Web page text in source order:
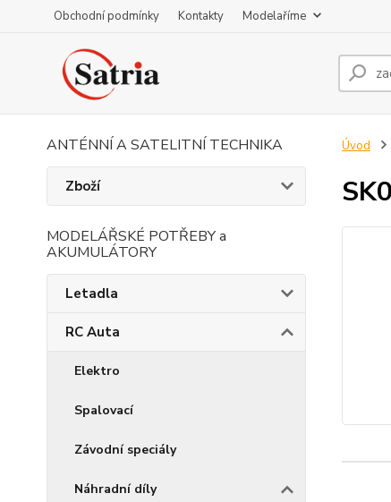
Obchodní podmínky Kontakty Modelaříme
ANTÉNNÍ A SATELITNÍ TECHNIKA
Zboží
MODELÁŘSKÉ POTŘEBY a
AKUMULÁTORY
Letadla
RC Auta
Elektro
Spalovací
Závodní speciály
Náhradní díly
Úvod